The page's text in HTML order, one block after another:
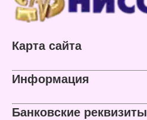
Карта сайта
Информация
Банковские реквизиты